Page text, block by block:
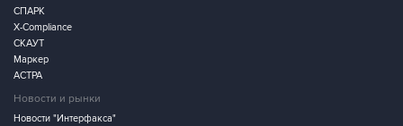
СПАРК
X-Compliance
СКАУТ
Маркер
АСТРА
Новости и рынки
Новости "Интерфакса"